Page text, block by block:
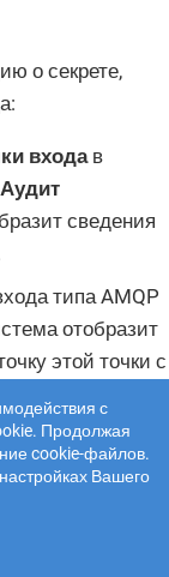
о секрете,
входав
сведения
типа AMQP
отобразит
этой точки с
Адрес
входа.
точке.
с
Продолжая
cookie-файлов.
Вашего